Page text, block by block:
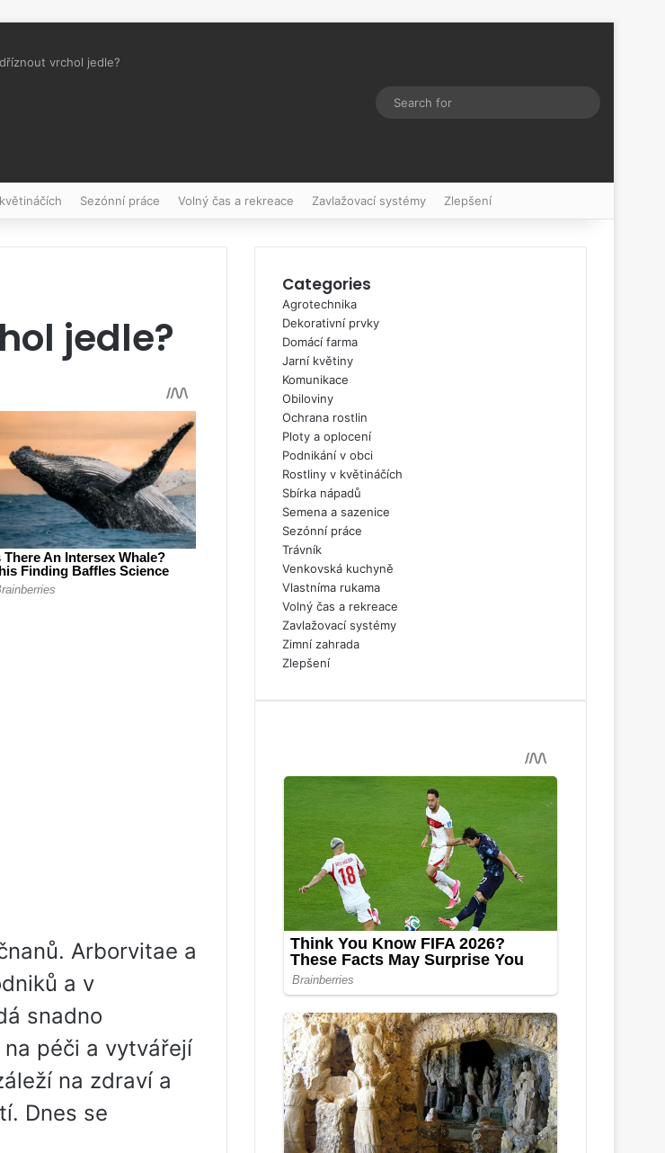
vrchol jedle?
Switch skin
Sezónní práce Volný čas a rekreace Zavlažovací systémy Zlepšení
jedle?
Arborvitae a
a v
snadno
péči a vytvářejí
na zdraví a
Dnes se
Categories
Agrotechnika
Dekorativní prvky
Domácí farma
Jarní květiny
Komunikace
Obiloviny
Ochrana rostlin
Ploty a oplocení
Podnikání v obci
Rostliny v květináčích
Sbírka nápadů
Semena a sazenice
Sezónní práce
Trávník
Venkovská kuchyně
Vlastníma rukama
Volný čas a rekreace
Zavlažovací systémy
Zimní zahrada
Zlepšení